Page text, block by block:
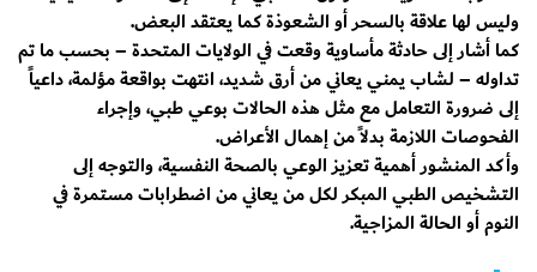
وليس لها علاقة بالسحر أو الشعوذة كما يعتقد البعض.
كما أشار إلى حادثة مأساوية وقعت في الولايات المتحدة – بحسب ما تم
تداوله – لشاب يمني يعاني من أرق شديد، انتهت بواقعة مؤلمة، داعياً
إلى ضرورة التعامل مع مثل هذه الحالات بوعي طبي، وإجراء
الفحوصات اللازمة بدلاً من إهمال الأعراض.
وأكد المنشور أهمية تعزيز الوعي بالصحة النفسية، والتوجه إلى
التشخيص الطبي المبكر لكل من يعاني من اضطرابات مستمرة في
النوم أو الحالة المزاجية.